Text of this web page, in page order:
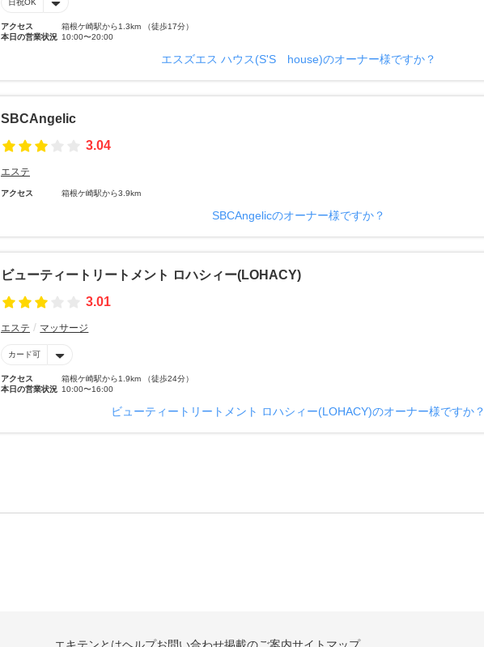
日祝OK
アクセス
箱根ケ崎駅から1.3km （徒歩17分）
本日の営業状況 10:00〜20:00
エスズエス ハウス(S'S house)のオーナー様ですか？
SBCAngelic
3.04
エステ
アクセス 箱根ケ崎駅から3.9km
SBCAngelicのオーナー様ですか？
ビューティートリートメント ロハシィー(LOHACY)
3.01
エステ マッサージ
カード可
アクセス
箱根ケ崎駅から1.9km （徒歩24分）
本日の営業状況 10:00〜16:00
ビューティートリートメント ロハシィー(LOHACY)のオーナー様ですか？